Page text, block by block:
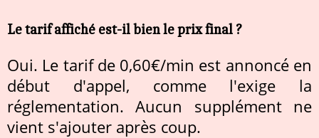
Le tarif affiché est-il bien le prix final ?
Oui. Le tarif de 0,60€/min est annoncé en
début d'appel, comme l'exige la
réglementation. Aucun supplément ne
vient s'ajouter après coup.